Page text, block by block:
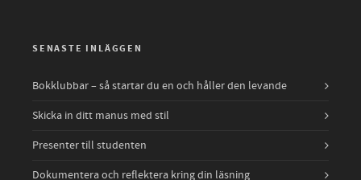
SENASTE INLÄGGEN
Bokklubbar – så startar du en och håller den levande
Skicka in ditt manus med stil
Presenter till studenten
Dokumentera och reflektera kring din läsning